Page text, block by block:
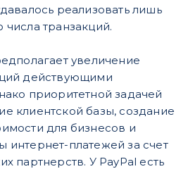
реализовать лишь
транзакций.
увеличение
действующими
приоритетной задачей
клиентской базы, создание
для бизнесов и
интернет-платежей за счет
партнерств. У PayPal есть